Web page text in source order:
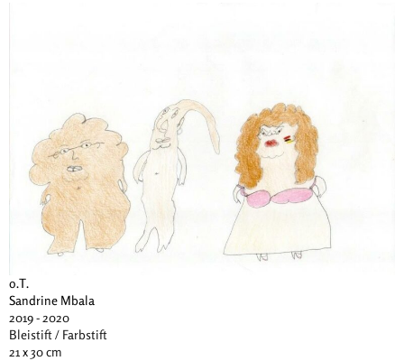
o.T.
Sandrine Mbala
2019 - 2020
Bleistift / Farbstift
21 x 30 cm